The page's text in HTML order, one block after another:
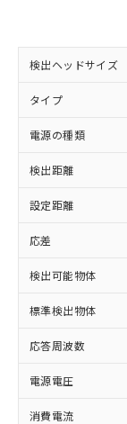
検出ヘッドサイズ
タイプ
電源の種類
検出距離
設定距離
応差
検出可能物体
標準検出物体
応答周波数
電源電圧
消費電流